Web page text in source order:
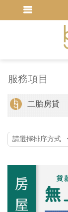
服務項目
二胎房貸